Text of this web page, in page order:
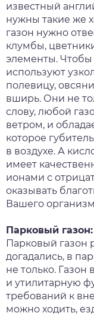
известный
нужны такие же
газон нужно
клумбы,
элементы. Чтобы
используют
полевицу,
вширь. Они не
слову, любой
ветром, и
которое
в воздухе. А
имеет
ионами с
оказывать
Вашего
Парковый газон:
Парковый газон
догадались, в
не только. Газон
и утилитарную
требований к
можно ходить,